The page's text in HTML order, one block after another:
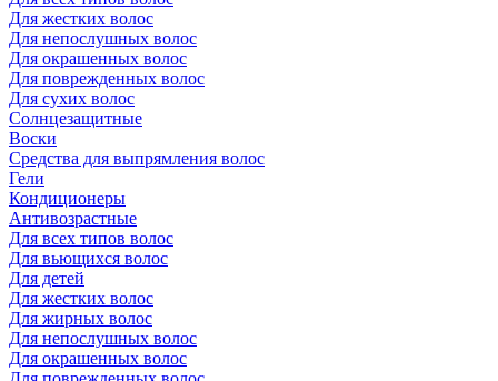
Для жестких волос
Для непослушных волос
Для окрашенных волос
Для поврежденных волос
Для сухих волос
Солнцезащитные
Воски
Средства для выпрямления волос
Гели
Кондиционеры
Антивозрастные
Для всех типов волос
Для вьющихся волос
Для детей
Для жестких волос
Для жирных волос
Для непослушных волос
Для окрашенных волос